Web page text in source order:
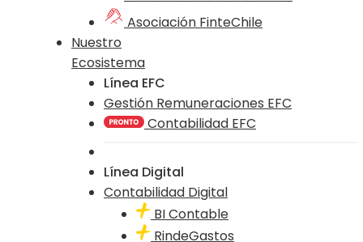
Asociación FinteChile
Nuestro
Ecosistema
Línea EFC
Gestión Remuneraciones EFC
Contabilidad EFC
Línea Digital
Contabilidad Digital
BI Contable
RindeGastos